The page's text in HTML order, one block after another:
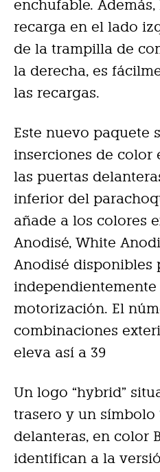
enchufable.
recarga en el lado
de la trampilla de
la derecha, es
las recargas.
Este nuevo paquete
inserciones de color
las puertas
inferior del
añade a los colores
Anodisé, White
Anodisé disponibles
independientemente
motorización. El
combinaciones
eleva así a 39
Un logo “hybrid”
trasero y un símbolo
delanteras, en color
identifican a la